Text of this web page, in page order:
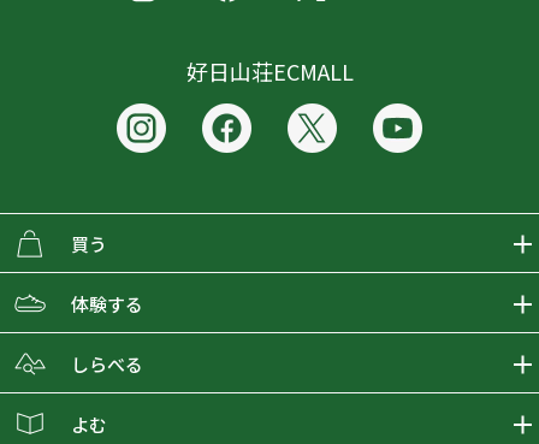
好日山荘ECMALL
買う
ECMALLの商品をさがす
取り扱いブランド一覧
体験する
おとな女子登山部
しらべる
登山レポート
よむ